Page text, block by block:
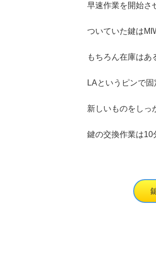
早速作業を開始さ
ついていた鍵は
もちろん在庫はあ
LAというピンで
新しいものをしっ
鍵の交換作業は10